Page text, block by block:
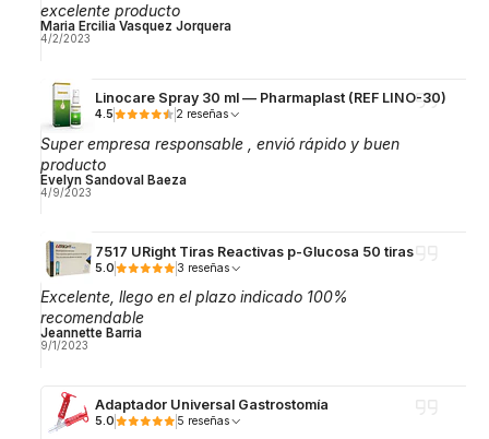
excelente producto
Maria Ercilia Vasquez Jorquera
4/2/2023
Linocare Spray 30 ml — Pharmaplast (REF LINO-30)
4.5 2 reseñas
Super empresa responsable , envió rápido y buen
producto
Evelyn Sandoval Baeza
4/9/2023
7517 URight Tiras Reactivas p-Glucosa 50 tiras
5.0 3 reseñas
Excelente, llego en el plazo indicado 100%
recomendable
Jeannette Barria
9/1/2023
Adaptador Universal Gastrostomía
5.0 5 reseñas